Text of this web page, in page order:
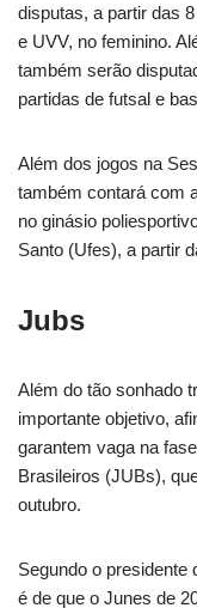
disputas, a partir das
e UVV, no feminino.
também serão
partidas de futsal e
Além dos jogos na
também contará com
no ginásio
Santo (Ufes), a partir
Jubs
Além do tão sonhado
importante objetivo,
garantem vaga na
Brasileiros (JUBs),
outubro.
Segundo o
é de que o Junes de